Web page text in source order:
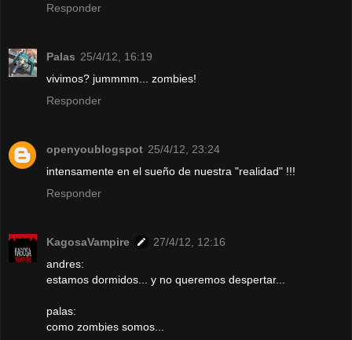
Responder
Palas 25/4/12, 16:19
vivimos? jummmm... zombies!
Responder
openyoublogspot 25/4/12, 23:24
intensamente en el sueño de nuestra "realidad" !!!
Responder
KagosaVampire
27/4/12, 12:16
andres:
estamos dormidos... y no queremos despertar...
palas:
como zombies somos...